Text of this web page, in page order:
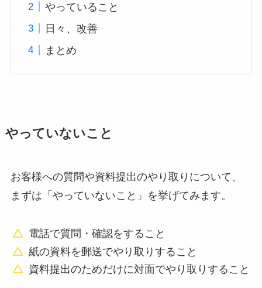
やっていること
日々、改善
まとめ
やっていないこと
お客様への質問や資料提出のやり取りについて、
まずは「やっていないこと」を挙げてみます。
電話で質問・確認をすること
紙の資料を郵送でやり取りすること
資料提出のためだけに対面でやり取りすること